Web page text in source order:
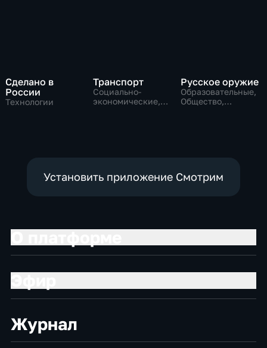
Сделано в
России
Технологии
Транспорт
Социально-
экономические,
Русское оружие
Образовательные,
Общество,
Установить приложение Смотрим
Журнал